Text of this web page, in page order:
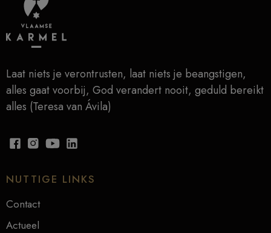
Laat niets je verontrusten, laat niets je beangstigen,
alles gaat voorbij, God verandert nooit, geduld bereikt
alles (Teresa van Ávila)
NUTTIGE LINKS
Contact
Actueel